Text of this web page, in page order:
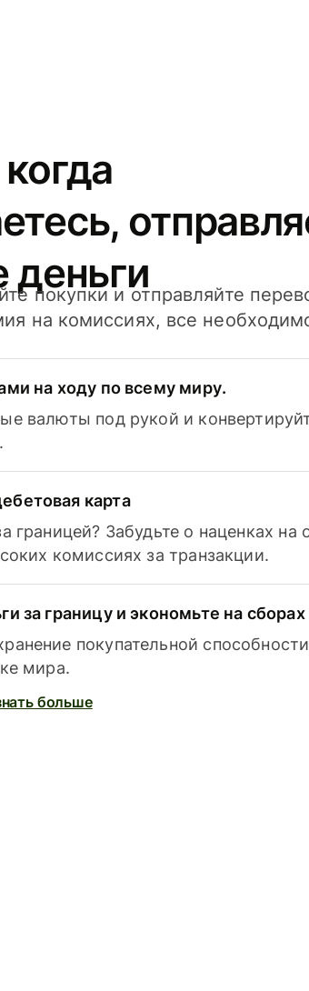
деньги
покупки и отправляйте
на комиссиях, все
на ходу по всему миру.
валюты под рукой и
карта
границей? Забудьте о наценках на
комиссиях за транзакции.
за границу и экономьте на сборах
покупательной
мира.
больше